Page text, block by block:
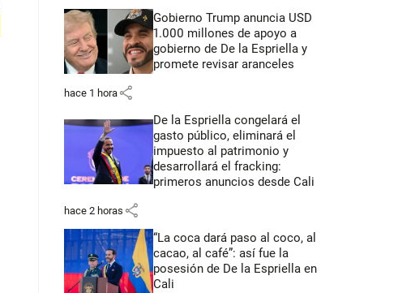
Gobierno Trump anuncia USD
1.000 millones de apoyo a
gobierno de De la Espriella y
promete revisar aranceles
hace 1 hora share
De la Espriella congelará el
gasto público, eliminará el
impuesto al patrimonio y
desarrollará el fracking:
primeros anuncios desde Cali
hace 2 horas share
“La coca dará paso al coco, al
cacao, al café”: así fue la
posesión de De la Espriella en
Cali